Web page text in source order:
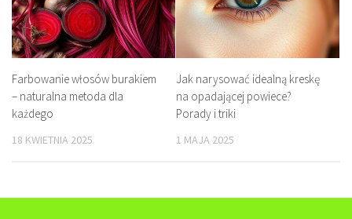
Farbowanie włosów burakiem
– naturalna metoda dla
każdego
18 KWIETNIA 2025
Jak narysować idealną kreskę
na opadającej powiece?
Porady i triki
1 MAJA 2025